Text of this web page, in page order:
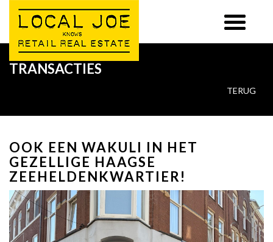
TRANSACTIES
TERUG
OOK EEN WAKULI IN HET
GEZELLIGE HAAGSE
ZEEHELDENKWARTIER!